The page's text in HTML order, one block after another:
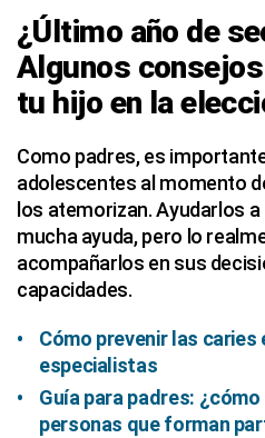
¿Último año de
Algunos
tu hijo en la
Como padres, es
adolescentes al momento
los atemorizan. Ayudarlos
mucha ayuda, pero lo
acompañarlos en sus
capacidades.
Cómo prevenir las
especialistas
Guía para padres:
personas que forman